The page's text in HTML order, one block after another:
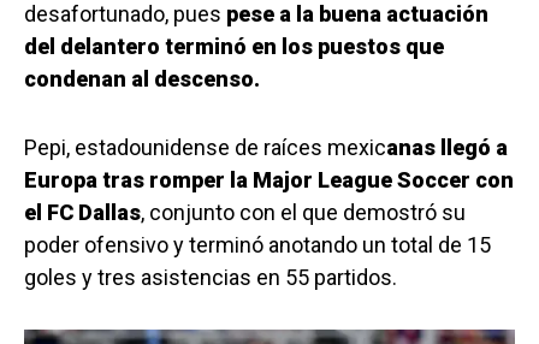
desafortunado, pues pese a la buena actuación
del delantero terminó en los puestos que
condenan al descenso.
Pepi, estadounidense de raíces mexicanas llegó a
Europa tras romper la Major League Soccer con
el FC Dallas, conjunto con el que demostró su
poder ofensivo y terminó anotando un total de 15
goles y tres asistencias en 55 partidos.